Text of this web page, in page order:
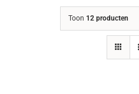
Toon 12 producten